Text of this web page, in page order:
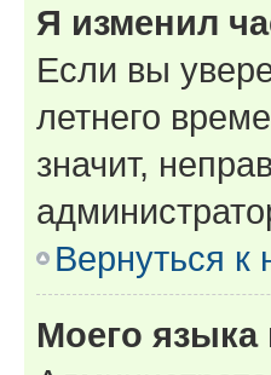
Я изменил
Если вы
летнего
значит,
Вернуться к
Моего языка